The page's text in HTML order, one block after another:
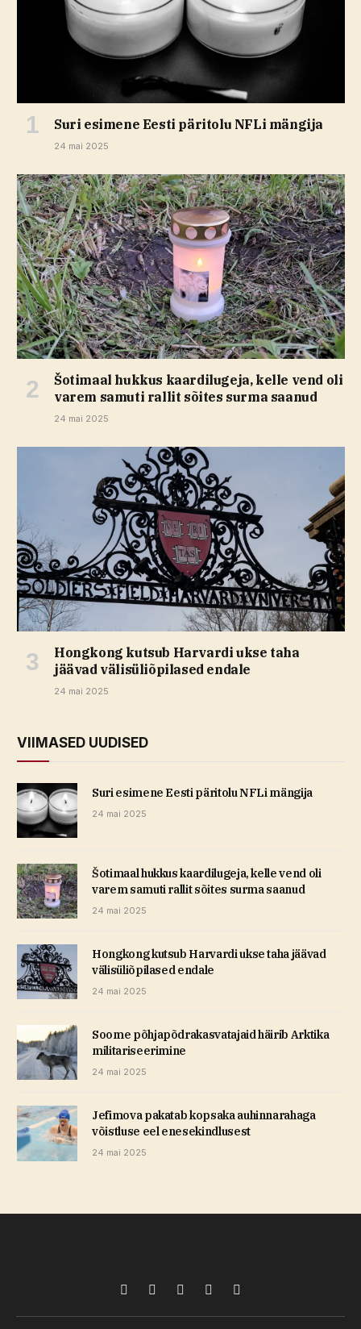
Suri esimene Eesti päritolu NFLi mängija
24 mai 2025
Šotimaal hukkus kaardilugeja, kelle vend oli
varem samuti rallit sõites surma saanud
24 mai 2025
Hongkong kutsub Harvardi ukse taha
jäävad välisüliõpilased endale
24 mai 2025
VIIMASED UUDISED
Suri esimene Eesti päritolu NFLi mängija
24 mai 2025
Šotimaal hukkus kaardilugeja, kelle vend oli
varem samuti rallit sõites surma saanud
24 mai 2025
Hongkong kutsub Harvardi ukse taha jäävad
välisüliõpilased endale
24 mai 2025
Soome põhjapõdrakasvatajaid häirib Arktika
militariseerimine
24 mai 2025
Jefimova pakatab kopsaka auhinnarahaga
võistluse eel enesekindlusest
24 mai 2025
Facebook
X
(Twitter)
PinterestTikTokInstagram